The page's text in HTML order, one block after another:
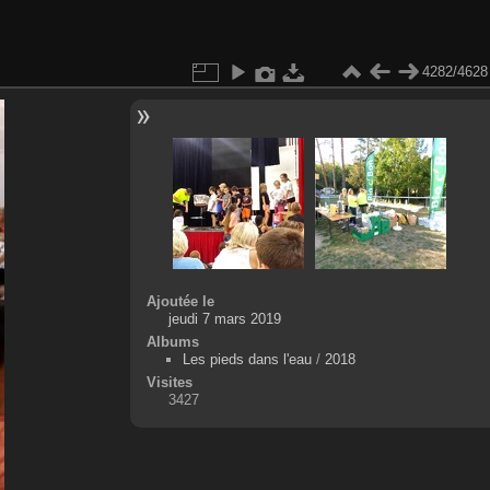
4282/4628
Ajoutée le
jeudi 7 mars 2019
Albums
Les pieds dans l'eau/ 2018
Visites
3427